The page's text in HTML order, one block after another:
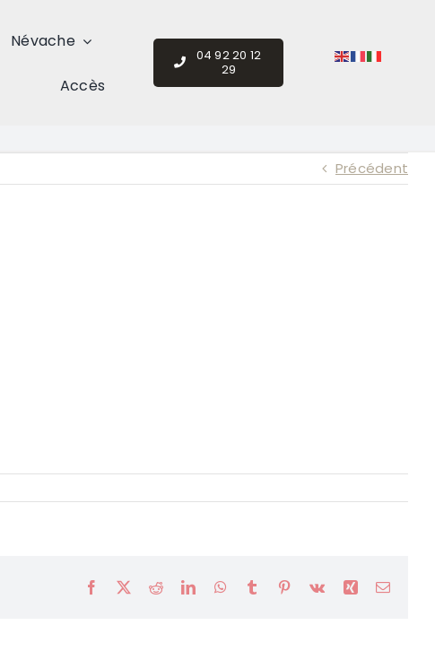
Névache
Accès
04 92 20 12
29
Précédent
Facebook RedditLinkedInWhatsApp
Tumblr Pinterest
Vk Xing Email